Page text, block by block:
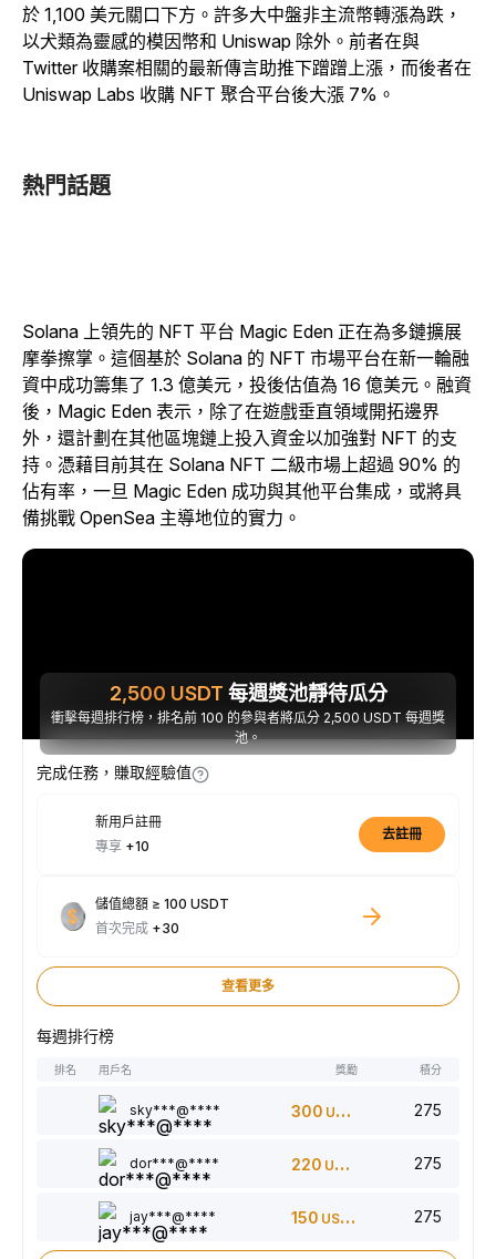
於 1,100 美元關口下方。許多大中盤非主流幣轉漲為跌，
以犬類為靈感的模因幣和 Uniswap 除外。前者在與
Twitter 收購案相關的最新傳言助推下蹭蹭上漲，而後者在
Uniswap Labs 收購 NFT 聚合平台後大漲 7%。
熱門話題
Solana 上領先的 NFT 平台 Magic Eden 正在為多鏈擴展
摩拳擦掌。這個基於 Solana 的 NFT 市場平台在新一輪融
資中成功籌集了 1.3 億美元，投後估值為 16 億美元。融資
後，Magic Eden 表示，除了在遊戲垂直領域開拓邊界
外，還計劃在其他區塊鏈上投入資金以加強對 NFT 的支
持。憑藉目前其在 Solana NFT 二級市場上超過 90% 的
佔有率，一旦 Magic Eden 成功與其他平台集成，或將具
備挑戰 OpenSea 主導地位的實力。
2,500 USDT 每週獎池靜待瓜分
衝擊每週排行榜，排名前 100 的參與者將瓜分 2,500 USDT 每週獎
池。
完成任務，賺取經驗值
新用戶註冊
專享 +10
去註冊
儲值總額 ≥ 100 USDT
首次完成 +30
查看更多
每週排行榜
排名 用戶名 獎勵 積分
sky***@**** 300 USDT 275
dor***@**** 220 USDT 275
jay***@**** 150 USDT 275